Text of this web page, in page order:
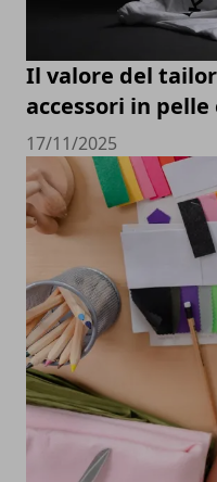
Il valore del
accessori in
17/11/2025